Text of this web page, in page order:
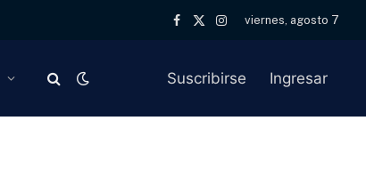
Facebook
X
Instagram
viernes, agosto 7
Suscribirse Ingresar